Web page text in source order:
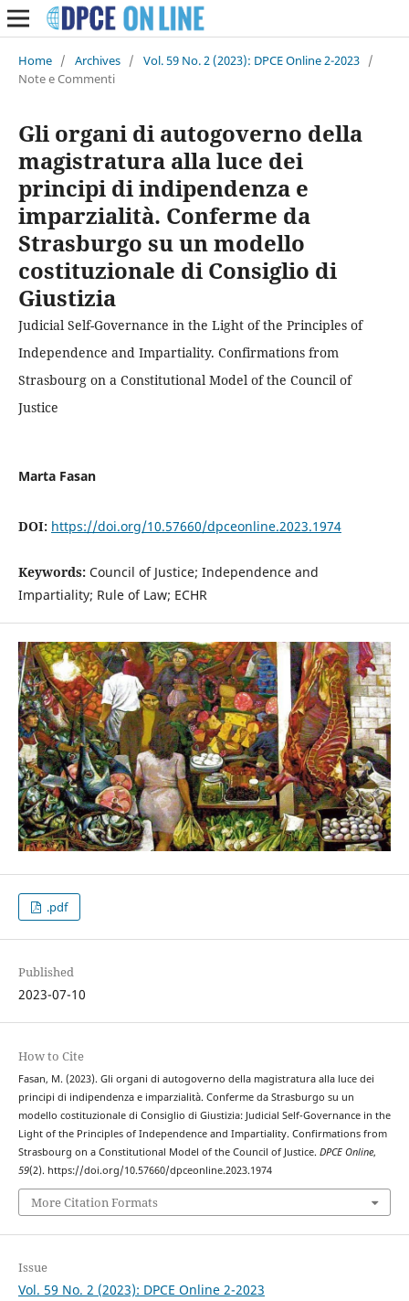
Home / Archives / Vol. 59 No. 2 (2023): DPCE Online 2-2023 /
Note e Commenti
Gli organi di autogoverno della
magistratura alla luce dei
principi di indipendenza e
imparzialità. Conferme da
Strasburgo su un modello
costituzionale di Consiglio di
Giustizia
Judicial Self-Governance in the Light of the Principles of
Independence and Impartiality. Confirmations from
Strasbourg on a Constitutional Model of the Council of
Justice
Marta Fasan
DOI: https://doi.org/10.57660/dpceonline.2023.1974
Keywords: Council of Justice; Independence and
Impartiality; Rule of Law; ECHR
.pdf
Published
2023-07-10
How to Cite
Fasan, M. (2023). Gli organi di autogoverno della magistratura alla luce dei
principi di indipendenza e imparzialità. Conferme da Strasburgo su un
modello costituzionale di Consiglio di Giustizia: Judicial Self-Governance in the
Light of the Principles of Independence and Impartiality. Confirmations from
Strasbourg on a Constitutional Model of the Council of Justice. DPCE Online,
59(2). https://doi.org/10.57660/dpceonline.2023.1974
More Citation Formats
Issue
Vol. 59 No. 2 (2023): DPCE Online 2-2023